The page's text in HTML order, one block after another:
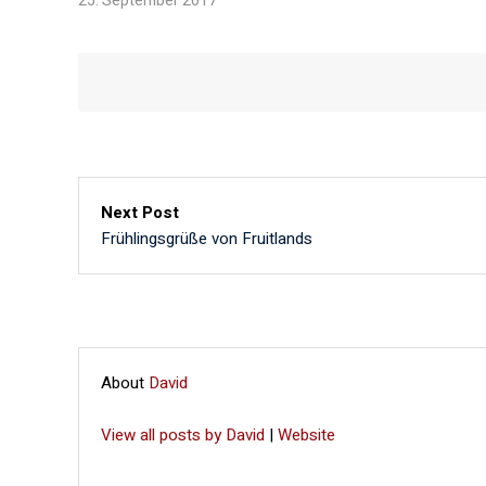
Next Post
Frühlingsgrüße von Fruitlands
About David
View all posts by David |Website